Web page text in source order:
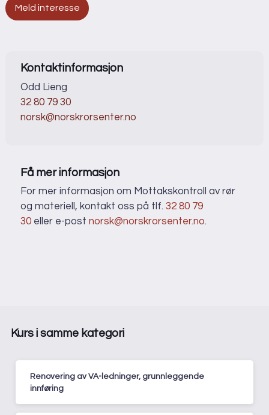
Meld interesse
Kontaktinformasjon
Odd Lieng
32 80 79 30
norsk@norskrorsenter.no
Få mer informasjon
For mer informasjon om Mottakskontroll av rør
og materiell, kontakt oss på tlf.32 80 79
30 eller e-postnorsk@norskrorsenter.no.
Kurs i samme kategori
Renovering av VA-ledninger, grunnleggende
innføring